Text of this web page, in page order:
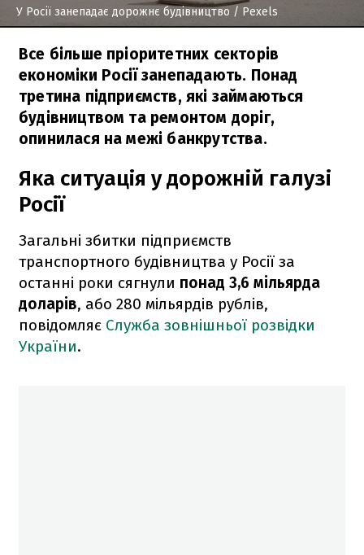
У Росії занепадає дорожнє будівництво / Рexels
Все більше пріоритетних секторів
економіки Росії занепадають. Понад
третина підприємств, які займаються
будівництвом та ремонтом доріг,
опинилася на межі банкрутства.
Яка ситуація у дорожній галузі
Росії
Загальні збитки підприємств
транспортного будівництва у Росії за
останні роки сягнули понад 3,6 мільярда
доларів, або 280 мільярдів рублів,
повідомляє Служба зовнішньої розвідки
України.